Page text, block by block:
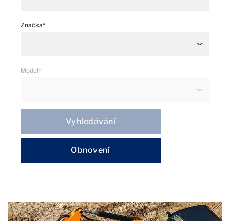
Značka*
Model*
Vyhledávání
Obnovení